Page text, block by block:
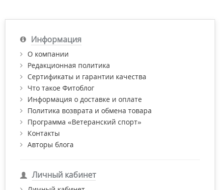
Информация
О компании
Редакционная политика
Сертификаты и гарантии качества
Что такое Фитоблог
Информация о доставке и оплате
Политика возврата и обмена товара
Программа «Ветеранский спорт»
Контакты
Авторы блога
Личный кабинет